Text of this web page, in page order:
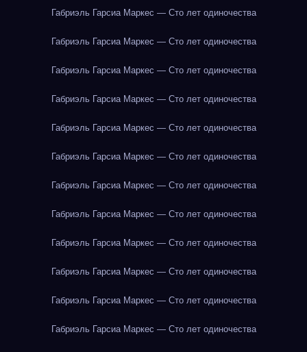
Габриэль Гарсиа Маркес — Сто лет одиночества
Габриэль Гарсиа Маркес — Сто лет одиночества
Габриэль Гарсиа Маркес — Сто лет одиночества
Габриэль Гарсиа Маркес — Сто лет одиночества
Габриэль Гарсиа Маркес — Сто лет одиночества
Габриэль Гарсиа Маркес — Сто лет одиночества
Габриэль Гарсиа Маркес — Сто лет одиночества
Габриэль Гарсиа Маркес — Сто лет одиночества
Габриэль Гарсиа Маркес — Сто лет одиночества
Габриэль Гарсиа Маркес — Сто лет одиночества
Габриэль Гарсиа Маркес — Сто лет одиночества
Габриэль Гарсиа Маркес — Сто лет одиночества